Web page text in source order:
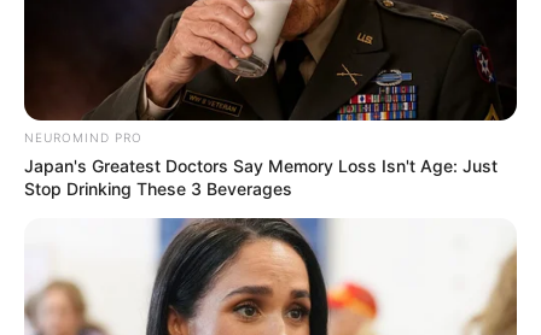
conforto e incentivar a prática esportiva
NEUROMIND PRO
Japan's Greatest Doctors Say Memory Loss Isn't Age: Just
Stop Drinking These 3 Beverages